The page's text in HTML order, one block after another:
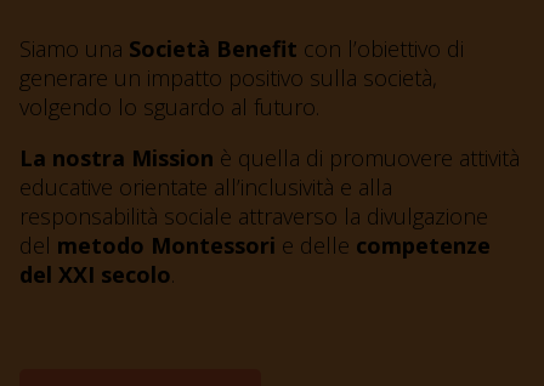
Siamo una Società Benefit con l’obiettivo di
generare un impatto positivo sulla società,
volgendo lo sguardo al futuro.
La nostra Mission è quella di promuovere attività
educative orientate all’inclusività e alla
responsabilità sociale attraverso la divulgazione
del metodo Montessori e delle competenze
del XXI secolo.